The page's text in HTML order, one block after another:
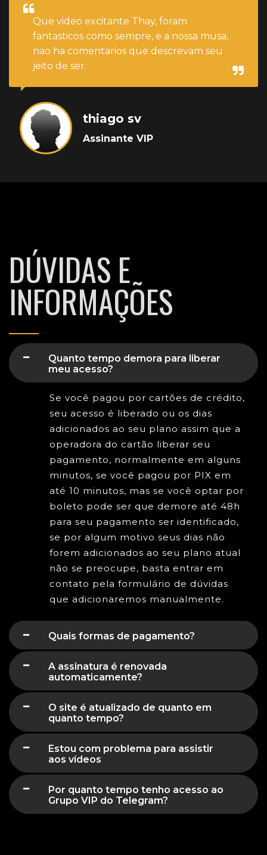
Que video excitante Thay, foram
fantasticos como sempre, e a nossa musa,
nao ha comentarios que descrevam seu
jeito de ser.
thiago sv
Assinante VIP
DÚVIDAS E
INFORMAÇÕES
Quanto tempo demora para liberar
meu acesso?
Se você pagou por cartões de crédito,
seu acesso é liberado ou os dias
adicionados ao seu plano assim que a
operadora do cartão liberar seu
pagamento, normalmente em alguns
minutos, se você pagou por PIX em
até 10 minutos, mas se você optar por
boleto pode ser que demore até 48h
para seu pagamento ser identificado,
se por algum motivo seus dias não
forem adicionados ao seu plano atual
não se preocupe, basta entrar em
contato pela formulário de dúvidas
que adicionaremos manualmente.
Quais formas de pagamento?
A assinatura é renovada
automaticamente?
O site é atualizado de quanto em
quanto tempo?
Estou com problema para assistir
aos vídeos
Por quanto tempo tenho acesso ao
Grupo VIP do Telegram?